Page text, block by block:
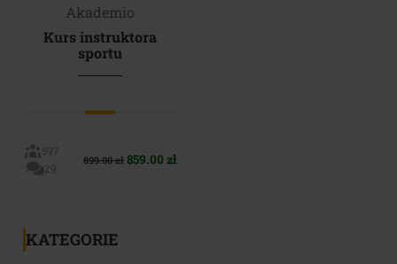
KATEGORIE
Akademio
Kurs instruktora
sportu
597
29
899.00zł Pierwotna
859.00 złAktualna